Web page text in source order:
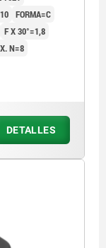
FORMA=C
F X 30°=1,8
N=8
DETALLES